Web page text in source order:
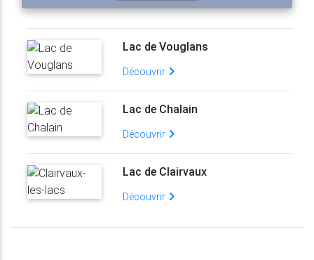
Lac de Vouglans
Découvrir
Lac de Chalain
Découvrir
Lac de Clairvaux
Découvrir